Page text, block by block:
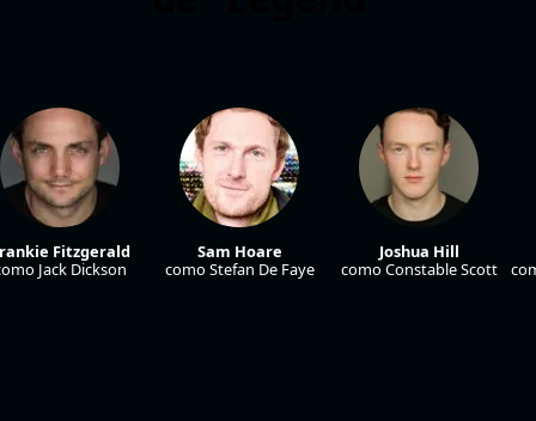
Fitzgerald
Jack Dickson
Sam Hoare
como Stefan De Faye
Joshua Hill
como Constable Scott